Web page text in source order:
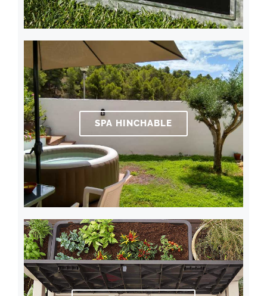
SPA HINCHABLE